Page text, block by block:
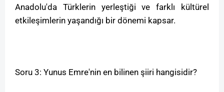
Anadolu'da Türklerin yerleştiği ve farklı kültürel
etkileşimlerin yaşandığı bir dönemi kapsar.
Soru 3: Yunus Emre'nin en bilinen şiiri hangisidir?